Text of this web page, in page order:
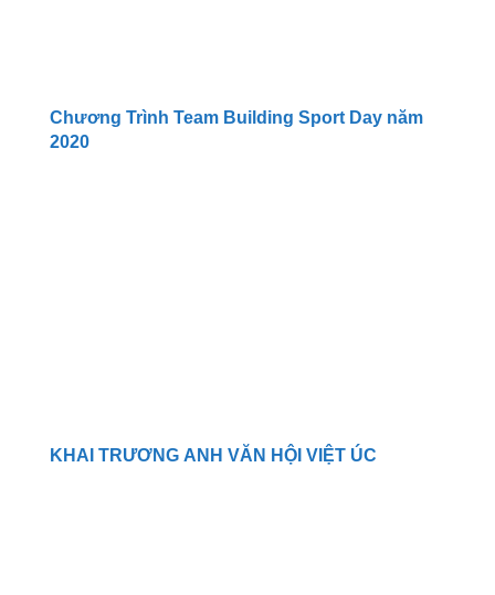
Chương Trình Team Building Sport Day năm
2020
KHAI TRƯƠNG ANH VĂN HỘI VIỆT ÚC